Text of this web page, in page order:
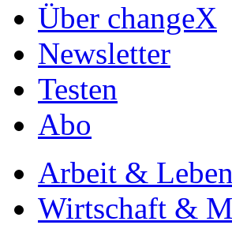
Über changeX
Newsletter
Testen
Abo
Arbeit & Leben
Wirtschaft &